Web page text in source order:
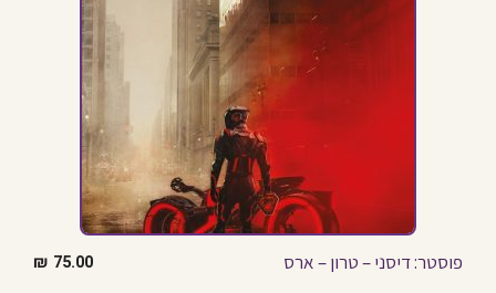
פוסטר: דיסני – טרון – ארס 75.00
₪